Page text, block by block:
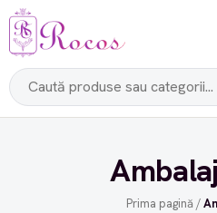
Prima pagină /